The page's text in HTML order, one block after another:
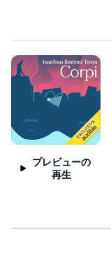
プレビューの
再生